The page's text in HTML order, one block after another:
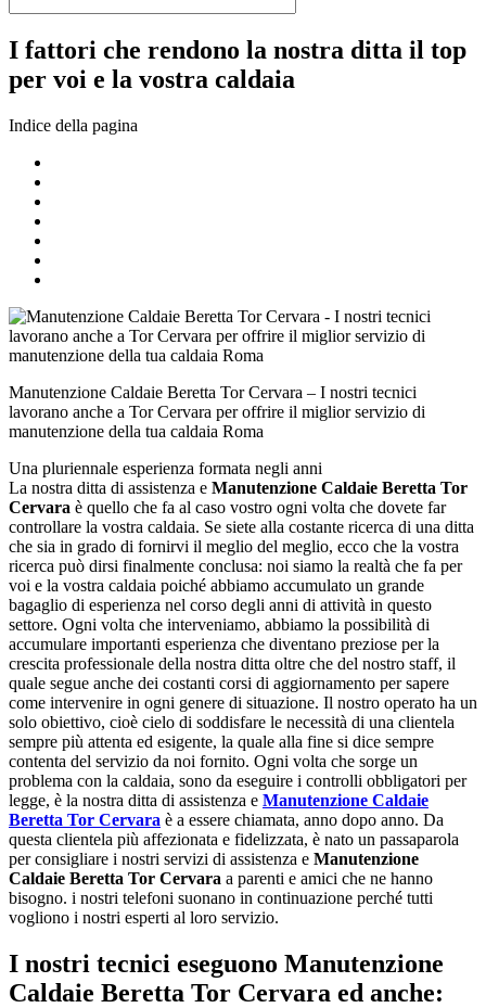
I fattori che rendono la nostra ditta il top
per voi e la vostra caldaia
Indice della pagina
Manutenzione Caldaie Beretta Tor Cervara – I nostri tecnici
lavorano anche a Tor Cervara per offrire il miglior servizio di
manutenzione della tua caldaia Roma
Una pluriennale esperienza formata negli anni
La nostra ditta di assistenza e Manutenzione Caldaie Beretta Tor
Cervara è quello che fa al caso vostro ogni volta che dovete far
controllare la vostra caldaia. Se siete alla costante ricerca di una ditta
che sia in grado di fornirvi il meglio del meglio, ecco che la vostra
ricerca può dirsi finalmente conclusa: noi siamo la realtà che fa per
voi e la vostra caldaia poiché abbiamo accumulato un grande
bagaglio di esperienza nel corso degli anni di attività in questo
settore. Ogni volta che interveniamo, abbiamo la possibilità di
accumulare importanti esperienza che diventano preziose per la
crescita professionale della nostra ditta oltre che del nostro staff, il
quale segue anche dei costanti corsi di aggiornamento per sapere
come intervenire in ogni genere di situazione. Il nostro operato ha un
solo obiettivo, cioè cielo di soddisfare le necessità di una clientela
sempre più attenta ed esigente, la quale alla fine si dice sempre
contenta del servizio da noi fornito. Ogni volta che sorge un
problema con la caldaia, sono da eseguire i controlli obbligatori per
legge, è la nostra ditta di assistenza e Manutenzione Caldaie
Beretta Tor Cervara è a essere chiamata, anno dopo anno. Da
questa clientela più affezionata e fidelizzata, è nato un passaparola
per consigliare i nostri servizi di assistenza e Manutenzione
Caldaie Beretta Tor Cervara a parenti e amici che ne hanno
bisogno. i nostri telefoni suonano in continuazione perché tutti
vogliono i nostri esperti al loro servizio.
I nostri tecnici eseguono Manutenzione
Caldaie Beretta Tor Cervara ed anche: